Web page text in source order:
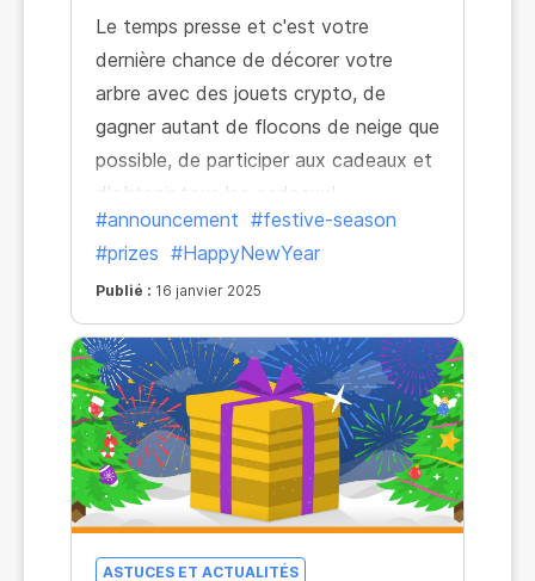
Le temps presse et c'est votre
dernière chance de décorer votre
arbre avec des jouets crypto, de
gagner autant de flocons de neige que
possible, de participer aux cadeaux et
d'obtenir tous les cadeaux!
#announcement #festive-season
#prizes #HappyNewYear
Publié : 16 janvier 2025
ASTUCES ET ACTUALITÉS